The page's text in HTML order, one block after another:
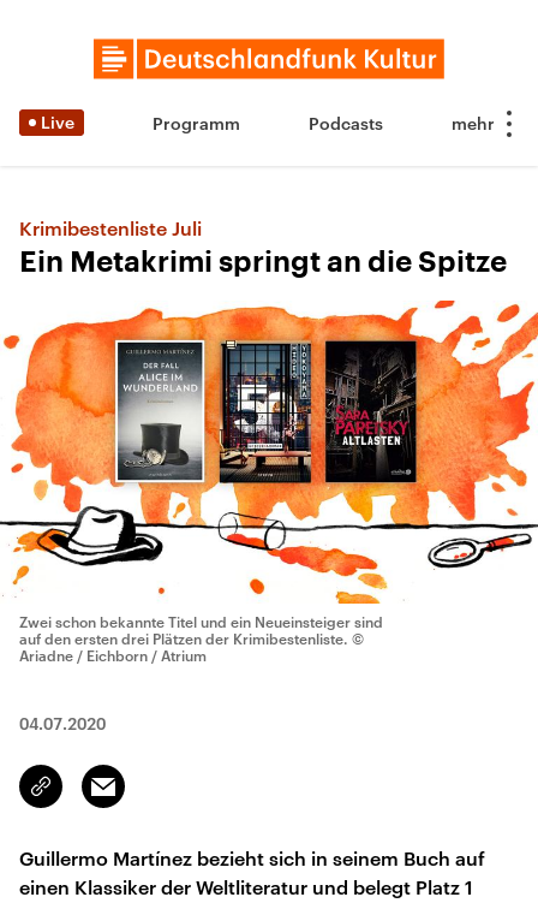
Live Programm Podcasts
Krimibestenliste Juli
Ein Metakrimi springt an die Spitze
Zwei schon bekannte Titel und ein Neueinsteiger sind
auf den ersten drei Plätzen der Krimibestenliste. ©
Ariadne / Eichborn / Atrium
04.07.2020
Link
kopieren/teilen
Email
Guillermo Martínez bezieht sich in seinem Buch auf
einen Klassiker der Weltliteratur und belegt Platz 1